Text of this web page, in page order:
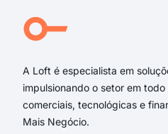
A Loft é especialista em
impulsionando o setor em
comerciais, tecnológicas e
Mais Negócio.